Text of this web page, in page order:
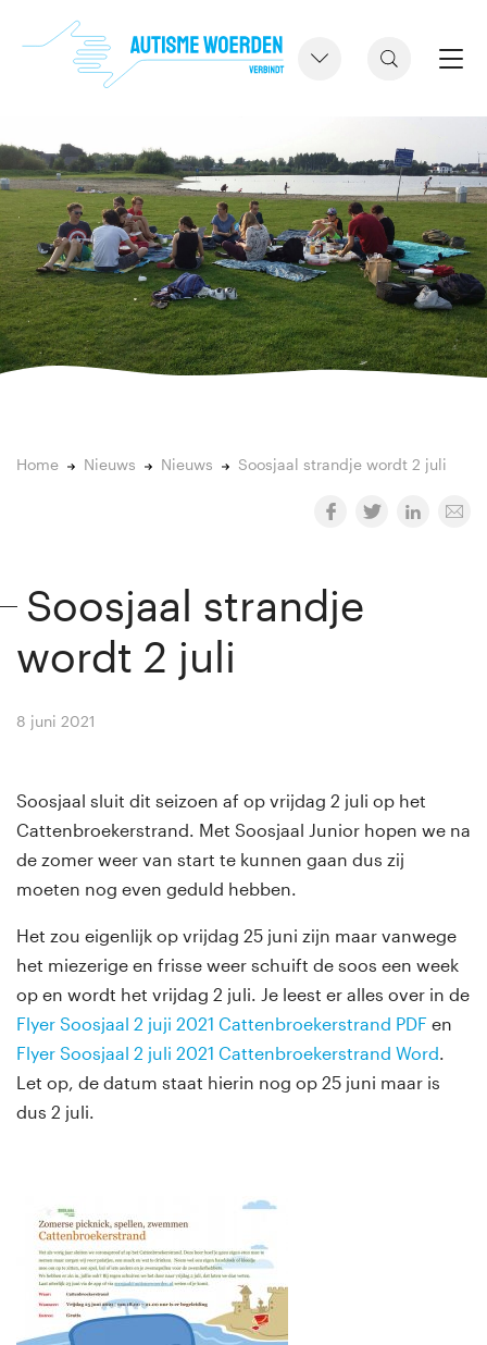
Home Nieuws Nieuws Soosjaal strandje wordt 2 juli
Soosjaal strandje
wordt 2 juli
8 juni 2021
Soosjaal sluit dit seizoen af op vrijdag 2 juli op het
Cattenbroekerstrand. Met Soosjaal Junior hopen we na
de zomer weer van start te kunnen gaan dus zij
moeten nog even geduld hebben.
Het zou eigenlijk op vrijdag 25 juni zijn maar vanwege
het miezerige en frisse weer schuift de soos een week
op en wordt het vrijdag 2 juli. Je leest er alles over in de
Flyer Soosjaal 2 juji 2021 Cattenbroekerstrand PDF en
Flyer Soosjaal 2 juli 2021 Cattenbroekerstrand Word.
Let op, de datum staat hierin nog op 25 juni maar is
dus 2 juli.